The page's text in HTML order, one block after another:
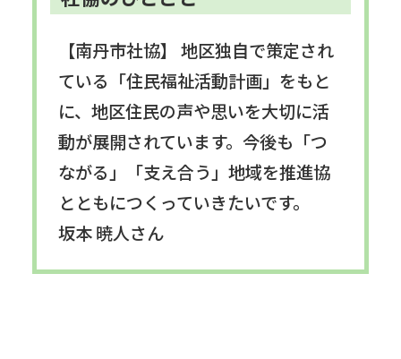
【南丹市社協】 地区独自で策定され
ている「住民福祉活動計画」をもと
に、地区住民の声や思いを大切に活
動が展開されています。今後も「つ
ながる」「支え合う」地域を推進協
とともにつくっていきたいです。
坂本 暁人さん